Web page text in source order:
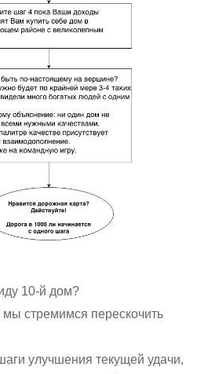
10-й дом?
мы стремимся перескочить
улучшения текущей удачи,